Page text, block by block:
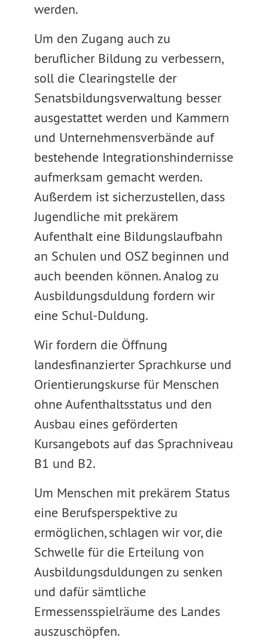
werden.
Um den Zugang auch zu
beruflicher Bildung zu verbessern,
soll die Clearingstelle der
Senatsbildungsverwaltung besser
ausgestattet werden und Kammern
und Unternehmensverbände auf
bestehende Integrationshindernisse
aufmerksam gemacht werden.
Außerdem ist sicherzustellen, dass
Jugendliche mit prekärem
Aufenthalt eine Bildungslaufbahn
an Schulen und OSZ beginnen und
auch beenden können. Analog zu
Ausbildungsduldung fordern wir
eine Schul-Duldung.
Wir fordern die Öffnung
landesfinanzierter Sprachkurse und
Orientierungskurse für Menschen
ohne Aufenthaltsstatus und den
Ausbau eines geförderten
Kursangebots auf das Sprachniveau
B1 und B2.
Um Menschen mit prekärem Status
eine Berufsperspektive zu
ermöglichen, schlagen wir vor, die
Schwelle für die Erteilung von
Ausbildungsduldungen zu senken
und dafür sämtliche
Ermessensspielräume des Landes
auszuschöpfen.